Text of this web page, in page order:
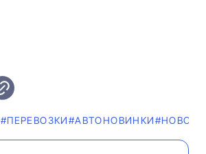
#ПЕРЕВОЗКИ#AВТОНОВИНКИ